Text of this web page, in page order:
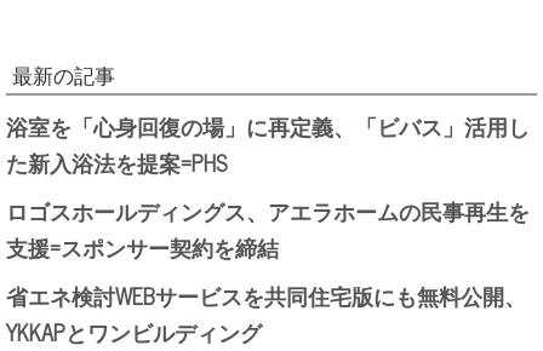
最新の記事
浴室を「心身回復の場」に再定義、「ビバス」活用し
た新入浴法を提案=PHS
ロゴスホールディングス、アエラホームの民事再生を
支援=スポンサー契約を締結
省エネ検討WEBサービスを共同住宅版にも無料公開、
YKKAPとワンビルディング